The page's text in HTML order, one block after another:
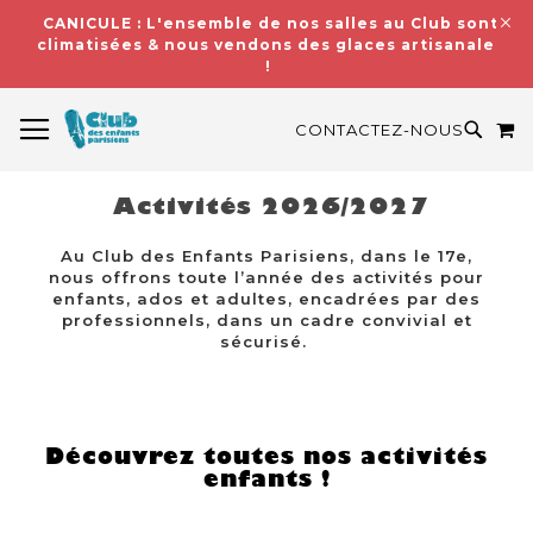
CANICULE : L'ensemble de nos salles au Club sont
climatisées & nous vendons des glaces artisanales
!
CONTACTEZ-NOUS
Activités 2026/2027
Au Club des Enfants Parisiens, dans le 17e,
nous offrons toute l’année des activités pour
enfants, ados et adultes, encadrées par des
professionnels, dans un cadre convivial et
sécurisé.
Découvrez toutes nos activités
enfants !